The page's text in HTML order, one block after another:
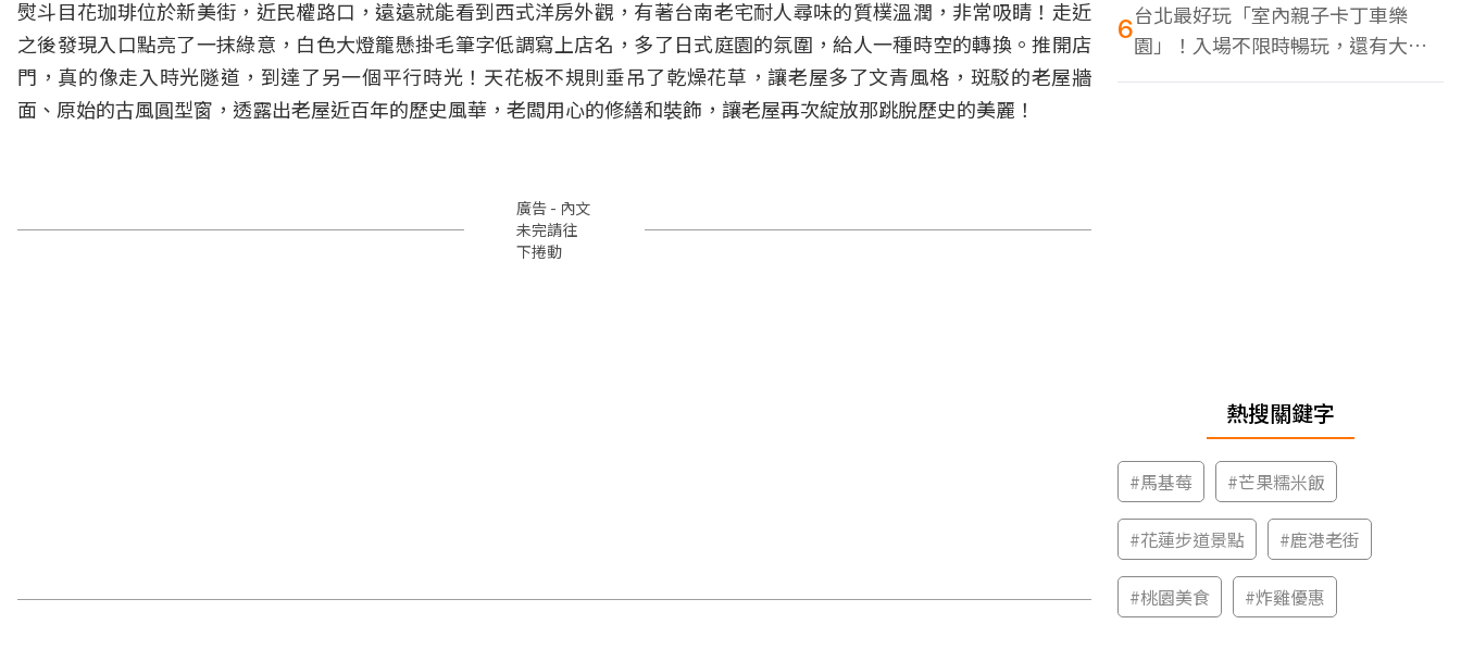
地
熨斗目花珈琲位於新美街，近民權路口，遠遠就能看到西式洋房外觀，有著台南老宅耐人尋味的質樸溫潤，非常吸睛！走近
之後發現入口點亮了一抹綠意，白色大燈籠懸掛毛筆字低調寫上店名，多了日式庭園的氛圍，給人一種時空的轉換。推開店
門，真的像走入時光隧道，到達了另一個平行時光！天花板不規則垂吊了乾燥花草，讓老屋多了文青風格，斑駁的老屋牆
面、原始的古風圓型窗，透露出老屋近百年的歷史風華，老闆用心的修繕和裝飾，讓老屋再次綻放那跳脫歷史的美麗！
廣告 - 內文
未完請往
下捲動
6台北最好玩「室內親子卡丁車樂
園」！入場不限時暢玩，還有大螢
幕Switch遊戲區
熱搜關鍵字
#馬基莓 #芒果糯米飯
#花蓮步道景點 #鹿港老街
#桃園美食 #炸雞優惠